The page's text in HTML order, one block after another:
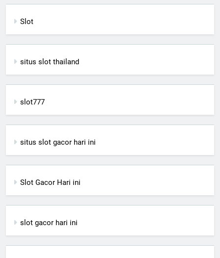
Slot
situs slot thailand
slot777
situs slot gacor hari ini
Slot Gacor Hari ini
slot gacor hari ini